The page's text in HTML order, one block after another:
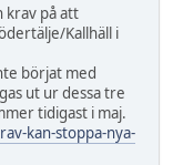
krav på att
Kallhäll i
börjat med
ut ur dessa tre
tidigast i maj.
kan-stoppa-nya-